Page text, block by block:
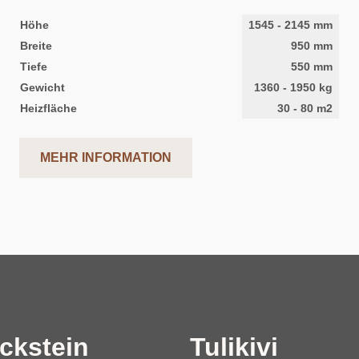
Höhe 1545 - 2145mm
Breite
950mm
Tiefe
550mm
Gewicht
1360 - 1950kg
Heizfläche
30 - 80m2
MEHR INFORMATION
Tulikivi